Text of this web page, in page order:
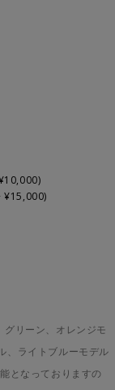
¥15,000)
リーン、オレンジモ
、ライトブルーモデル
となっておりますの